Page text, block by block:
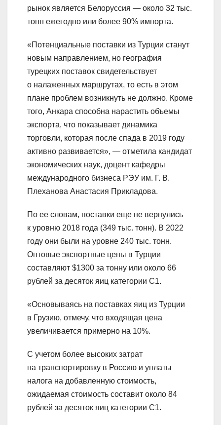
рынок является Белоруссия — около 32 тыс.
тонн ежегодно или более 90% импорта.
«Потенциальные поставки из Турции станут
новым направлением, но география
турецких поставок свидетельствует
о налаженных маршрутах, то есть в этом
плане проблем возникнуть не должно. Кроме
того, Анкара способна нарастить объемы
экспорта, что показывает динамика
торговли, которая после спада в 2019 году
активно развивается», — отметила кандидат
экономических наук, доцент кафедры
международного бизнеса РЭУ им. Г. В.
Плеханова Анастасия Прикладова.
По ее словам, поставки еще не вернулись
к уровню 2018 года (349 тыс. тонн). В 2022
году они были на уровне 240 тыс. тонн.
Оптовые экспортные цены в Турции
составляют $1300 за тонну или около 66
рублей за десяток яиц категории С1.
«Основываясь на поставках яиц из Турции
в Грузию, отмечу, что входящая цена
увеличивается примерно на 10%.
С учетом более высоких затрат
на транспортировку в Россию и уплаты
налога на добавленную стоимость,
ожидаемая стоимость составит около 84
рублей за десяток яиц категории С1.